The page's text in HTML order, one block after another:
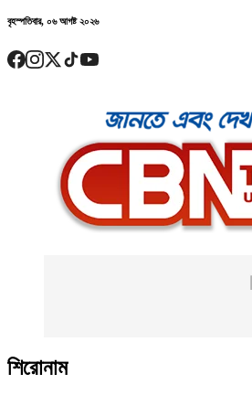
বৃহস্পতিবার, ০৬ আগষ্ট ২০২৬
শিরোনাম